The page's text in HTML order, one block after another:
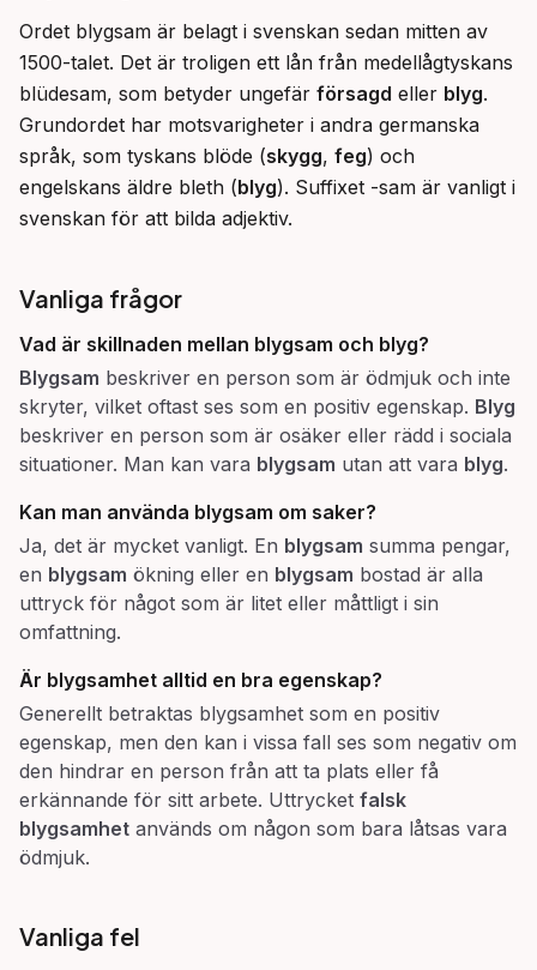
Ordet blygsam är belagt i svenskan sedan mitten av
1500-talet. Det är troligen ett lån från medellågtyskans
blüdesam, som betyder ungefär försagd eller blyg.
Grundordet har motsvarigheter i andra germanska
språk, som tyskans blöde (skygg, feg) och
engelskans äldre bleth (blyg). Suffixet -sam är vanligt i
svenskan för att bilda adjektiv.
Vanliga frågor
Vad är skillnaden mellan blygsam och blyg?
Blygsam beskriver en person som är ödmjuk och inte
skryter, vilket oftast ses som en positiv egenskap. Blyg
beskriver en person som är osäker eller rädd i sociala
situationer. Man kan vara blygsam utan att vara blyg.
Kan man använda blygsam om saker?
Ja, det är mycket vanligt. En blygsam summa pengar,
en blygsam ökning eller en blygsam bostad är alla
uttryck för något som är litet eller måttligt i sin
omfattning.
Är blygsamhet alltid en bra egenskap?
Generellt betraktas blygsamhet som en positiv
egenskap, men den kan i vissa fall ses som negativ om
den hindrar en person från att ta plats eller få
erkännande för sitt arbete. Uttrycket falsk
blygsamhet används om någon som bara låtsas vara
ödmjuk.
Vanliga fel